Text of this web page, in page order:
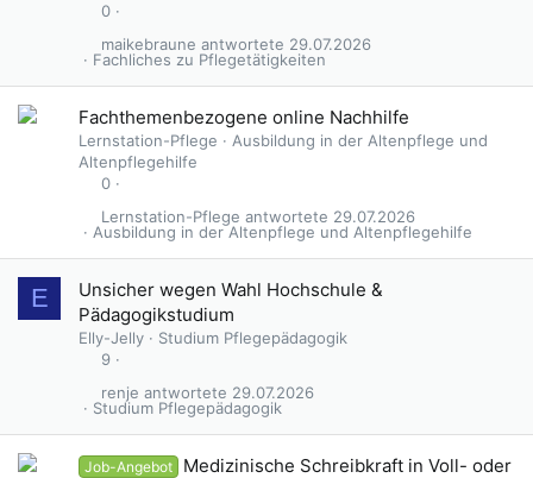
0
Fachliches zu Pflegetätigkeiten
29.07.2026
maikebraune
Fachthemenbezogene online Nachhilfe
Lernstation-Pflege
Ausbildung in der Altenpflege und
Altenpflegehilfe
0
Ausbildung in der Altenpflege und Altenpflegehilfe
29.07.2026
Lernstation-Pflege
E
Unsicher wegen Wahl Hochschule &
Pädagogikstudium
Elly-Jelly
Studium Pflegepädagogik
9
Studium Pflegepädagogik
29.07.2026
renje
Job-Angebot
Medizinische Schreibkraft in Voll- oder